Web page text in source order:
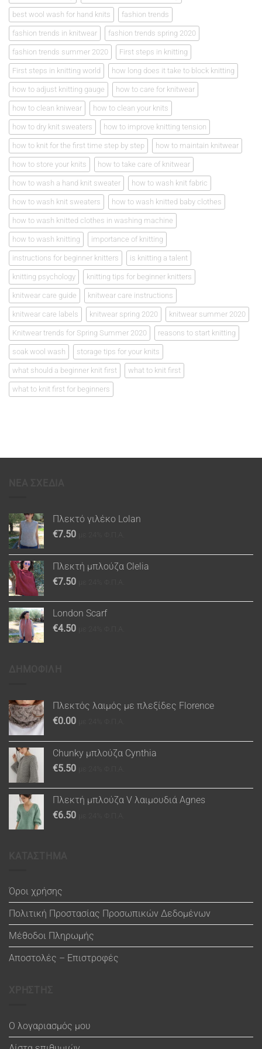
best wool wash for hand knits fashion trends
fashion trends in knitwear fashion trends spring 2020
fashion trends summer 2020 First steps in knitting
First steps in knitting world how long does it take to block knitting
how to adjust knitting gauge how to care for knitwear
how to clean kniwear how to clean your knits
how to dry knit sweaters how to improve knitting tension
how to knit for the first time step by step how to maintain knitwear
how to store your knits how to take care of knitwear
how to wash a hand knit sweater how to wash knit fabric
how to wash knit sweaters how to wash knitted baby clothes
how to wash knitted clothes in washing machine
how to wash knitting importance of knitting
instructions for beginner knitters is knitting a talent
knitting psychology knitting tips for beginner knitters
knitwear care guide knitwear care instructions
knitwear care labels knitwear spring 2020 knitwear summer 2020
Knitwear trends for Spring Summer 2020 reasons to start knitting
soak wool wash storage tips for your knits
what should a beginner knit first what to knit first
what to knit first for beginners
Πλεκτό γιλέκο Lolan
€7.50
Πλεκτή μπλούζα Clelia
€7.50
London Scarf
€4.50
Πλεκτός λαιμός με πλεξίδες Florence
€0.00
Chunky μπλούζα Cynthia
€5.50
Πλεκτή μπλούζα V λαιμουδιά Agnes
€6.50
Όροι χρήσης
Πολιτική Προστασίας Προσωπικών Δεδομένων
Μέθοδοι Πληρωμής
Αποστολές – Επιστροφές
Ο λογαριασμός μου